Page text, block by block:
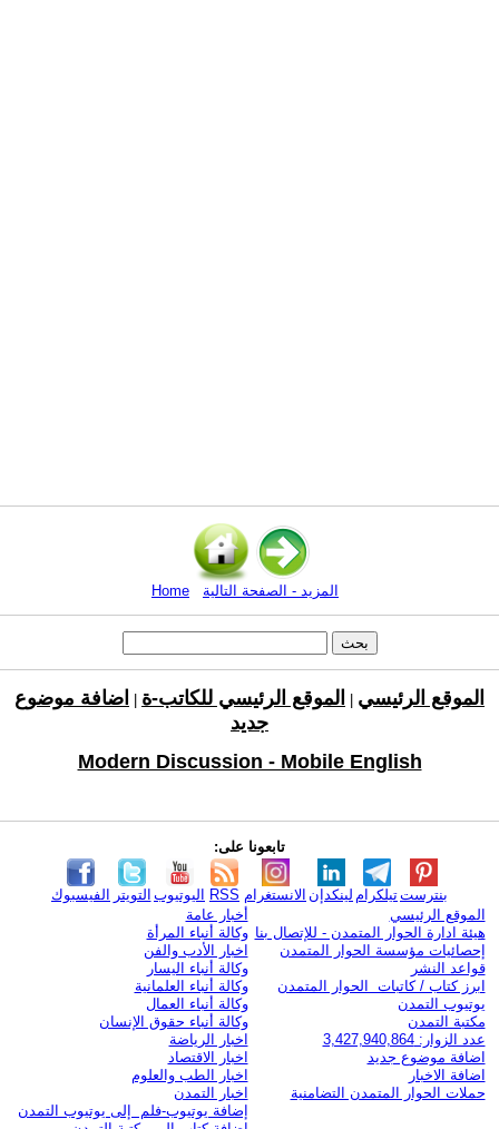
Home المزيد - الصفحة التالية
الموقع الرئيسي الموقع الرئيسي للكاتب-ة
اضافة موضوع
جديد
Modern Discussion - Mobile English
تابعونا على:
الفيسبوك التويتر اليوتيوب RSS الانستغرام لينكدإن تيلكرامبنترست
الموقع الرئيسي
هيئة ادارة الحوار المتمدن - للإتصال بنا
إحصائيات مؤسسة الحوار المتمدن
قواعد النشر
ابرز كتاب / كاتبات الحوار المتمدن
يوتيوب التمدن
مكتبة التمدن
عدد الزوار: 3,427,940,864
اضافة موضوع جديد
اضافة الاخبار
حملات الحوار المتمدن التضامنية
أخبار عامة
وكالة أنباء المرأة
اخبار الأدب والفن
وكالة أنباء اليسار
وكالة أنباء العلمانية
وكالة أنباء العمال
وكالة أنباء حقوق الإنسان
اخبار الرياضة
اخبار الاقتصاد
اخبار الطب والعلوم
اخبار التمدن
إضافة يوتيوب-فلم إلى يوتيوب التمدن